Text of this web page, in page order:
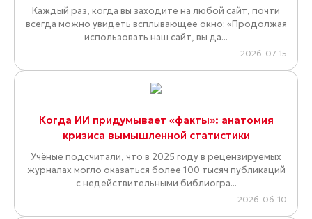
Каждый раз, когда вы заходите на любой сайт, почти
всегда можно увидеть всплывающее окно: «Продолжая
использовать наш сайт, вы да...
2026-07-15
Когда ИИ придумывает «факты»: анатомия
кризиса вымышленной статистики
Учёные подсчитали, что в 2025 году в рецензируемых
журналах могло оказаться более 100 тысяч публикаций
с недействительными библиогра...
2026-06-10